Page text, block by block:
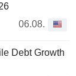
06.08.
Debt Growth